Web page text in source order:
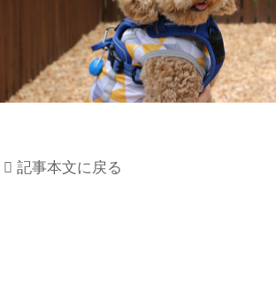
記事本文に戻る